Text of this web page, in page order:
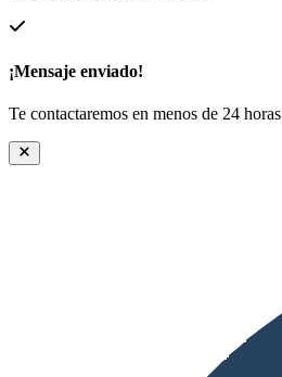
¡Mensaje enviado!
Te contactaremos en menos de 24 horas